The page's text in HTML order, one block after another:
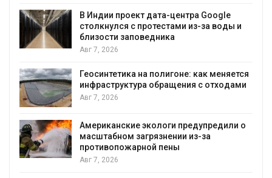
В Индии проект дата-центра Google
столкнулся с протестами из-за воды и
близости заповедника
Авг 7, 2026
Геосинтетика на полигоне: как меняется
инфраструктура обращения с отходами
Авг 7, 2026
Американские экологи предупредили о
масштабном загрязнении из-за
противопожарной пены
Авг 7, 2026